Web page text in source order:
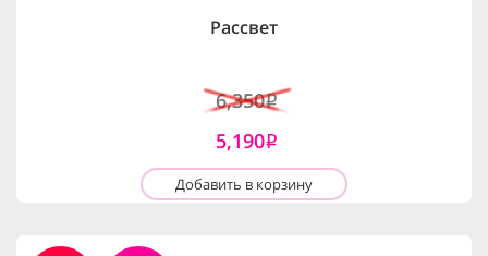
Рассвет
6,350i
5,190i
Добавить в корзину